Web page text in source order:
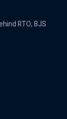
RTO, BJS